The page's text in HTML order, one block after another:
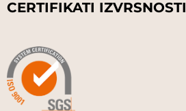
CERTIFIKATI IZVRSNOSTI